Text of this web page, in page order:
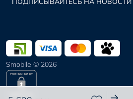
Smobile © 2026